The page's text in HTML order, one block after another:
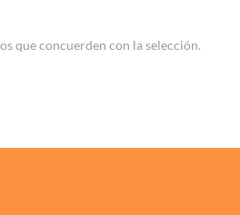
que concuerden con la selección.